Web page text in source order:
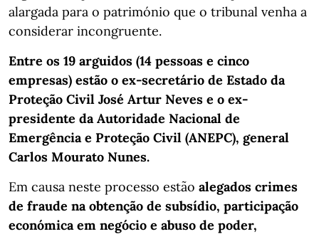
alargada para o património que o tribunal venha a
considerar incongruente.
Entre os 19 arguidos (14 pessoas e cinco
empresas) estão o ex-secretário de Estado da
Proteção Civil José Artur Neves e o ex-
presidente da Autoridade Nacional de
Emergência e Proteção Civil (ANEPC), general
Carlos Mourato Nunes.
Em causa neste processo estão alegados crimes
de fraude na obtenção de subsídio, participação
económica em negócio e abuso de poder,